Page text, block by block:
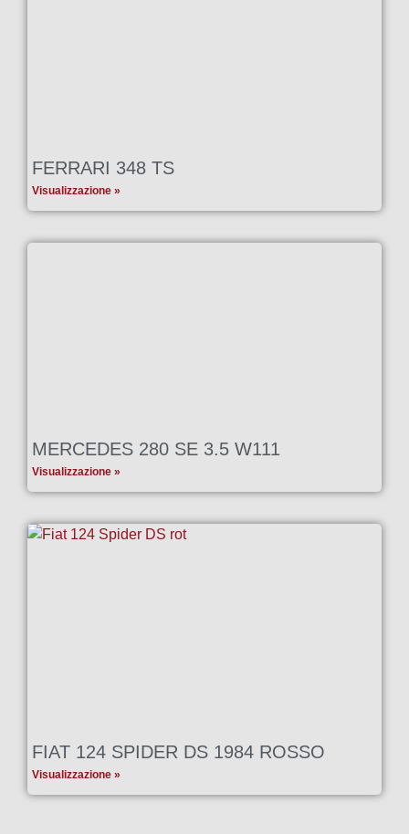
FERRARI 348 TS
Visualizzazione »
MERCEDES 280 SE 3.5 W111
Visualizzazione »
FIAT 124 SPIDER DS 1984 ROSSO
Visualizzazione »